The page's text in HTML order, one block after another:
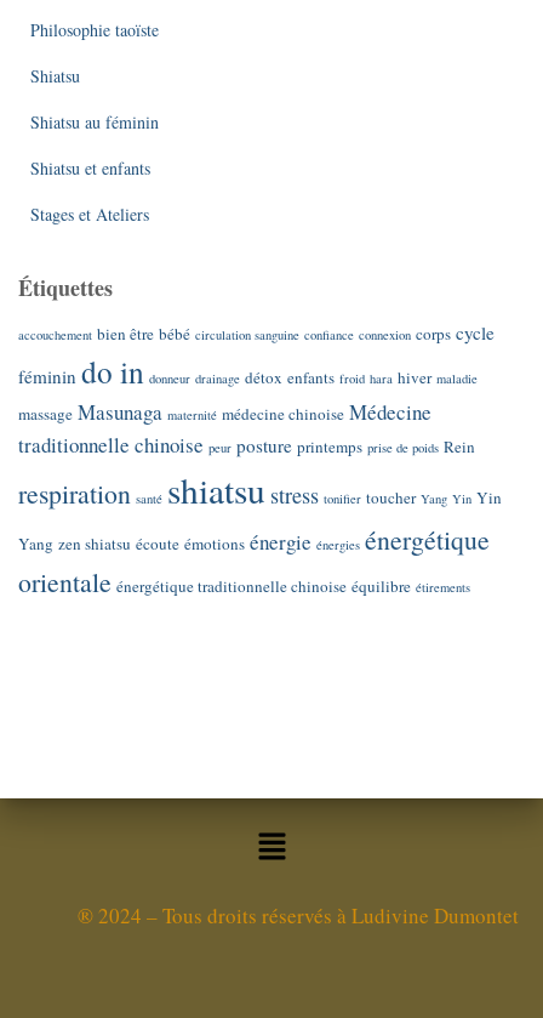
Philosophie taoïste
Shiatsu
Shiatsu au féminin
Shiatsu et enfants
Stages et Ateliers
Étiquettes
accouchement bien être bébé circulation sanguine confiance connexion corps cycle
féminin do in donneur drainage détox enfants froid hara hiver maladie
massage Masunaga maternité médecine chinoise Médecine
traditionnelle chinoise peur posture printemps prise de poids Rein
respiration santé shiatsu stress tonifier toucher Yang Yin Yin
Yang zen shiatsu écoute émotions énergie énergies énergétique
orientale énergétique traditionnelle chinoise équilibre étirements
®2024 – Tous droits réservés à Ludivine Dumontet